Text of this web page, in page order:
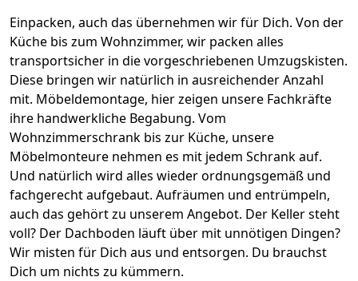
Einpacken, auch das übernehmen wir für Dich. Von der
Küche bis zum Wohnzimmer, wir packen alles
transportsicher in die vorgeschriebenen Umzugskisten.
Diese bringen wir natürlich in ausreichender Anzahl
mit. Möbeldemontage, hier zeigen unsere Fachkräfte
ihre handwerkliche Begabung. Vom
Wohnzimmerschrank bis zur Küche, unsere
Möbelmonteure nehmen es mit jedem Schrank auf.
Und natürlich wird alles wieder ordnungsgemäß und
fachgerecht aufgebaut. Aufräumen und entrümpeln,
auch das gehört zu unserem Angebot. Der Keller steht
voll? Der Dachboden läuft über mit unnötigen Dingen?
Wir misten für Dich aus und entsorgen. Du brauchst
Dich um nichts zu kümmern.